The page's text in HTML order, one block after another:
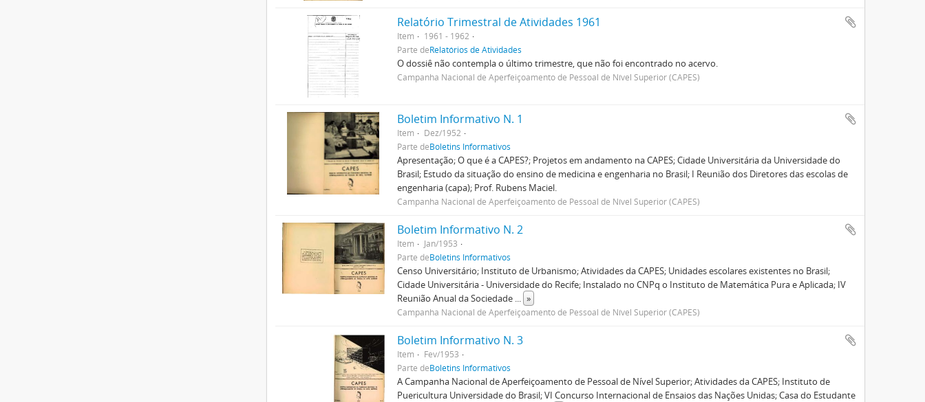
Relatório Trimestral de Atividades 1961
Item
1961 - 1962
Parte deRelatórios de Atividades
O dossiê não contempla o último trimestre, que não foi encontrado no acervo.
Campanha Nacional de Aperfeiçoamento de Pessoal de Nível Superior (CAPES)
Boletim Informativo N. 1
Item
Dez/1952
Parte deBoletins Informativos
Apresentação; O que é a CAPES?; Projetos em andamento na CAPES; Cidade Universitária da Universidade do
Brasil; Estudo da situação do ensino de medicina e engenharia no Brasil; I Reunião dos Diretores das escolas de
engenharia (capa); Prof. Rubens Maciel.
Campanha Nacional de Aperfeiçoamento de Pessoal de Nível Superior (CAPES)
Boletim Informativo N. 2
Item
Jan/1953
Parte deBoletins Informativos
Censo Universitário; Instituto de Urbanismo; Atividades da CAPES; Unidades escolares existentes no Brasil;
Cidade Universitária - Universidade do Recife; Instalado no CNPq o Instituto de Matemática Pura e Aplicada; IV
Reunião Anual da Sociedade ... »
Campanha Nacional de Aperfeiçoamento de Pessoal de Nível Superior (CAPES)
Boletim Informativo N. 3
Item
Fev/1953
Parte deBoletins Informativos
A Campanha Nacional de Aperfeiçoamento de Pessoal de Nível Superior; Atividades da CAPES; Instituto de
Puericultura Universidade do Brasil; VI Concurso Internacional de Ensaios das Nações Unidas; Casa do Estudante